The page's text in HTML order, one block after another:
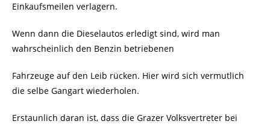
Einkaufsmeilen verlagern.
Wenn dann die Dieselautos erledigt sind, wird man
wahrscheinlich den Benzin betriebenen
Fahrzeuge auf den Leib rücken. Hier wird sich vermutlich
die selbe Gangart wiederholen.
Erstaunlich daran ist, dass die Grazer Volksvertreter bei